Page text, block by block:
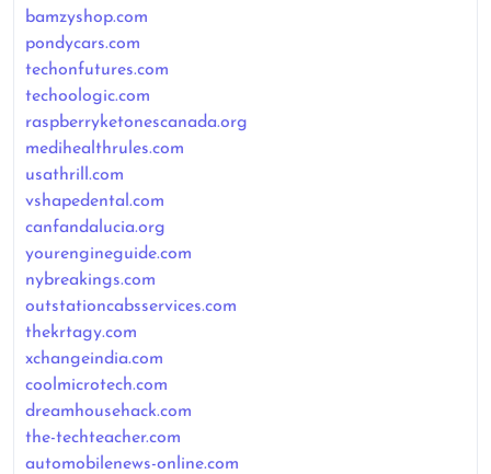
bamzyshop.com
pondycars.com
techonfutures.com
techoologic.com
raspberryketonescanada.org
medihealthrules.com
usathrill.com
vshapedental.com
canfandalucia.org
yourengineguide.com
nybreakings.com
outstationcabsservices.com
thekrtagy.com
xchangeindia.com
coolmicrotech.com
dreamhousehack.com
the-techteacher.com
automobilenews-online.com